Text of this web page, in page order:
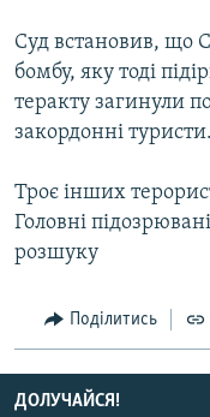
ПОДКАСТИ
КРИМ РЕАЛІЇ
РУС
КТАТ
Суд встановив, що
бомбу, яку тоді
теракту загинули
закордонні туристи.
Троє інших
Головні
розшуку
Поділитись
ДОЛУЧАЙСЯ!